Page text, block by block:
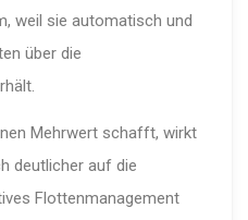
weil sie automatisch und
über die
Mehrwert schafft, wirkt
deutlicher auf die
Flottenmanagement